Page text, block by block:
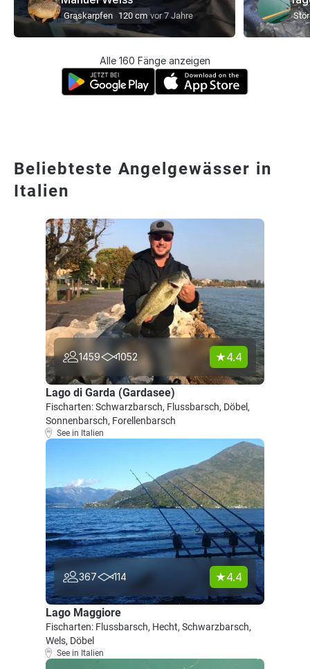
Graskarpfen 120 cm vor 7 Jahre Stör
Alle 160 Fänge anzeigen
Beliebteste Angelgewässer in
Italien
1459 1052 4.4
Lago di Garda (Gardasee)
Fischarten: Schwarzbarsch, Flussbarsch, Döbel,
Sonnenbarsch, Forellenbarsch
See in Italien
367 114 4.4
Lago Maggiore
Fischarten: Flussbarsch, Hecht, Schwarzbarsch,
Wels, Döbel
See in Italien